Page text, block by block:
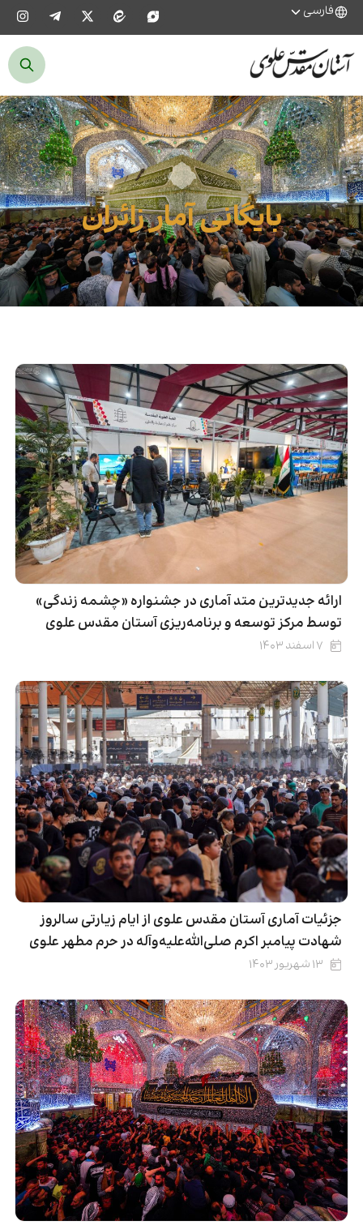
فارسی
بایگانی آمار زائران
ارائه جدیدترین متد آماری در جشنواره «چشمه زندگی»
توسط مرکز توسعه و برنامه‌ریزی آستان مقدس علوی
۷ اسفند ۱۴۰۳
جزئیات آماری آستان مقدس علوی از ایام زیارتی سالروز
شهادت پیامبر اکرم صلی‌الله‌علیه‌وآله در حرم مطهر علوی
۱۳ شهریور ۱۴۰۳